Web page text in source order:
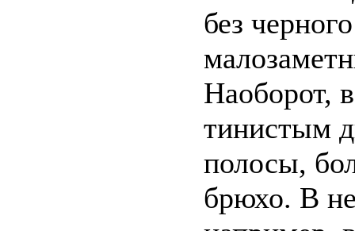
без
Наоборот,
тинистым
полосы,
брюхо. В